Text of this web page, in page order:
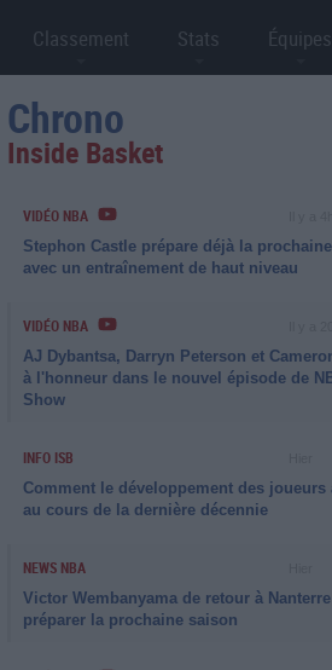
Classement Stats Équipes
Chrono
Inside Basket
VIDÉO NBA
Stephon Castle prépare déjà la
avec un entraînement de haut niveau
VIDÉO NBA
AJ Dybantsa, Darryn Peterson et
à l'honneur dans le nouvel épisode de
Show
INFO ISB
Comment le développement des joueurs
au cours de la dernière décennie
NEWS NBA
Victor Wembanyama de retour à
préparer la prochaine saison